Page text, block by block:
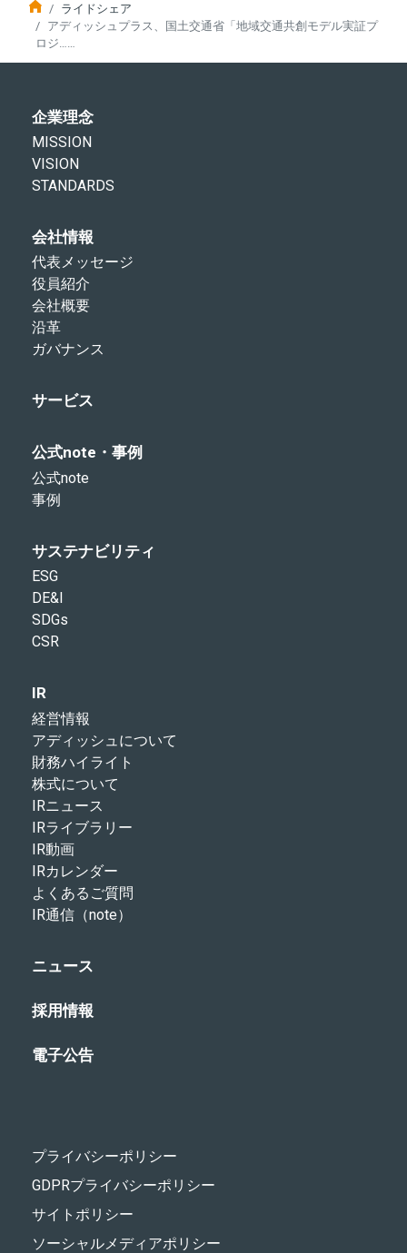
ライドシェア
アディッシュプラス、国土交通省「地域交通共創モデル実証プ
ロジ……
企業理念
MISSION
VISION
STANDARDS
会社情報
代表メッセージ
役員紹介
会社概要
沿革
ガバナンス
サービス
公式note・事例
公式note
事例
サステナビリティ
ESG
DE&I
SDGs
CSR
IR
経営情報
アディッシュについて
財務ハイライト
株式について
IRニュース
IRライブラリー
IR動画
IRカレンダー
よくあるご質問
IR通信（note）
ニュース
採用情報
電子公告
プライバシーポリシー
GDPRプライバシーポリシー
サイトポリシー
ソーシャルメディアポリシー